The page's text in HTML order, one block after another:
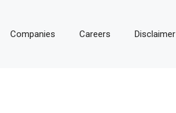
Companies Careers Disclaimer